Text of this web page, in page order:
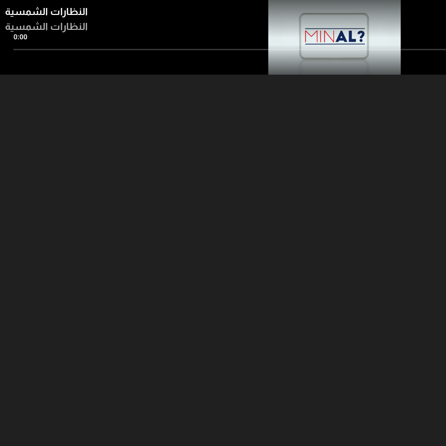
0:00
النظارات الشمسية
النظارات الشمسية